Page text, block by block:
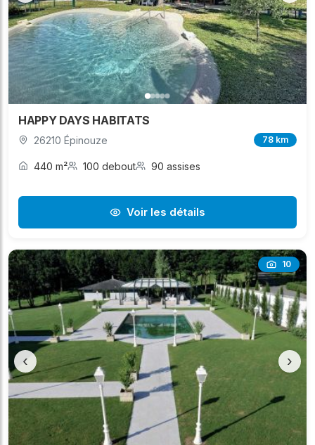
HAPPY DAYS HABITATS
26210 Épinouze 78 km
440 m² 100 debout 90 assises
Voir les détails
10
‹ ›